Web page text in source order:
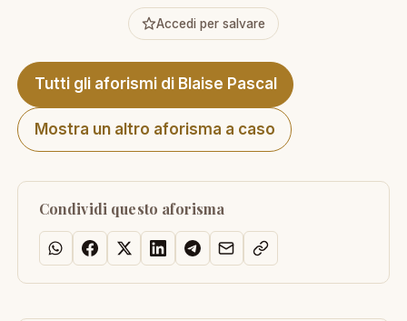
Accedi per salvare
Tutti gli aforismi di Blaise Pascal
Mostra un altro aforisma a caso
Condividi questo aforisma